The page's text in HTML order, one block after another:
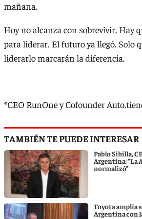
mañana.
Hoy no alcanza con sobrevivir. Hay
para liderar. El futuro ya llegó. Solo
liderarlo marcarán la diferencia.
*CEO RunOne y Cofounder
TAMBIÉN TE PUEDE INTERESAR
Pablo Sibilla,
Argentina: “La
normalizó”
Toyota amplía
Argentina con